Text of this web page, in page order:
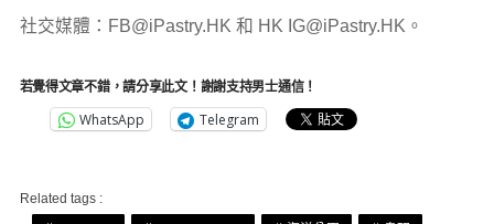
社交媒體：FB@iPastry.HK 和 HK IG@iPastry.HK。
若覺得文章不錯，請分享此文！謝謝支持男士通信！
WhatsApp Telegram
Related tags :